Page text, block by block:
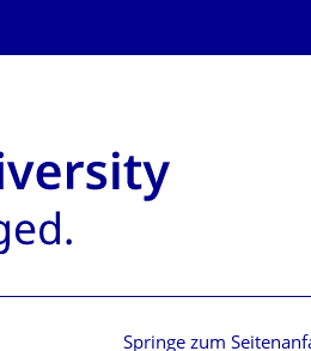
Springe zum